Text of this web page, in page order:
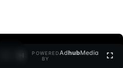
POWERED
BY
AdhubMedia